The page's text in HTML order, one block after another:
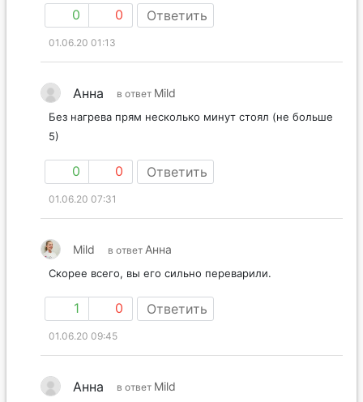
0 0 Ответить
01.06.20 01:13
Анна в ответ Mild
Без нагрева прям несколько минут стоял (не больше
5)
0 0 Ответить
01.06.20 07:31
Mild в ответ Анна
Скорее всего, вы его сильно переварили.
1 0 Ответить
01.06.20 09:45
Анна в ответ Mild